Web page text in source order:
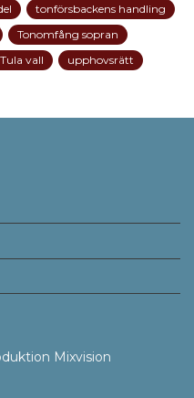
tonförsbackens handling
Tonomfång sopran
vall upphovsrätt
Mixvision